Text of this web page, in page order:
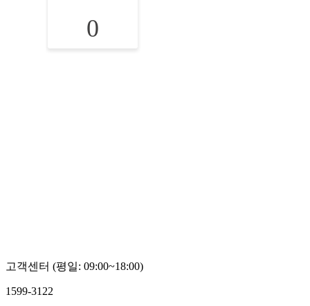
0
고객센터 (평일: 09:00~18:00)
1599-3122